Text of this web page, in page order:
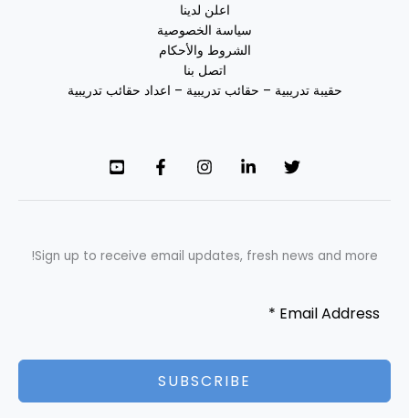
اعلن لدينا
سياسة الخصوصية
الشروط والأحكام
اتصل بنا
حقيبة تدريبية – حقائب تدريبية – اعداد حقائب تدريبية
Sign up to receive email updates, fresh news and more!
SUBSCRIBE